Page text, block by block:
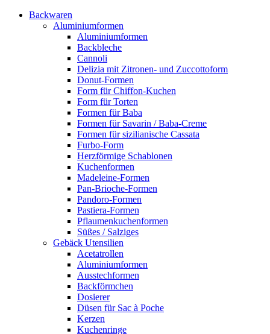
Backwaren
Aluminiumformen
Aluminiumformen
Backbleche
Cannoli
Delizia mit Zitronen- und Zuccottoform
Donut-Formen
Form für Chiffon-Kuchen
Form für Torten
Formen für Baba
Formen für Savarin / Baba-Creme
Formen für sizilianische Cassata
Furbo-Form
Herzförmige Schablonen
Kuchenformen
Madeleine-Formen
Pan-Brioche-Formen
Pandoro-Formen
Pastiera-Formen
Pflaumenkuchenformen
Süßes / Salziges
Gebäck Utensilien
Acetatrollen
Aluminiumformen
Ausstechformen
Backförmchen
Dosierer
Düsen für Sac à Poche
Kerzen
Kuchenringe